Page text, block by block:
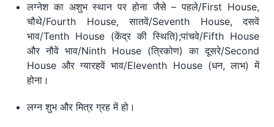
लग्नेश का अशुभ स्थान पर होना जैसे – पहले/First House,
चौथे/Fourth House, सातवें/Seventh House, दसवें
भाव/Tenth House (केंद्र की स्थिति);पांचवे/Fifth House
और नौवें भाव/Ninth House (त्रिकोण) का दूसरे/Second
House और ग्यारहवें भाव/Eleventh House (धन, लाभ) में
होना।
लग्न शुभ और मित्र ग्रह में हो।